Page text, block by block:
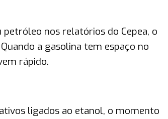
nos relatórios do Cepea, o
a gasolina tem espaço no
rápido.
ligados ao etanol, o momento